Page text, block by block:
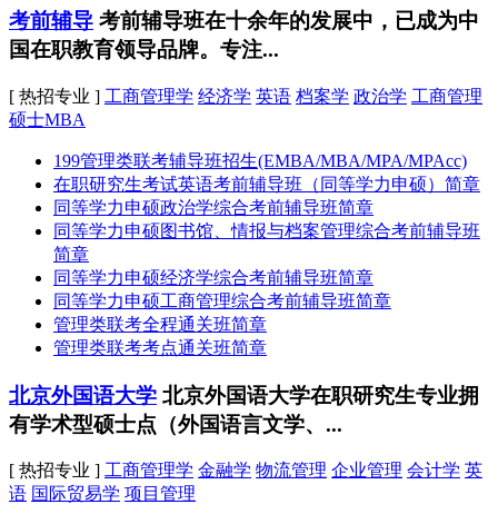
考前辅导 考前辅导班在十余年的发展中，已成为中
国在职教育领导品牌。专注...
[ 热招专业 ] 工商管理学 经济学 英语 档案学 政治学 工商管理
硕士MBA
199管理类联考辅导班招生(EMBA/MBA/MPA/MPAcc)
在职研究生考试英语考前辅导班（同等学力申硕）简章
同等学力申硕政治学综合考前辅导班简章
同等学力申硕图书馆、情报与档案管理综合考前辅导班
简章
同等学力申硕经济学综合考前辅导班简章
同等学力申硕工商管理综合考前辅导班简章
管理类联考全程通关班简章
管理类联考考点通关班简章
北京外国语大学 北京外国语大学在职研究生专业拥
有学术型硕士点（外国语言文学、...
[ 热招专业 ] 工商管理学 金融学 物流管理 企业管理 会计学 英
语 国际贸易学 项目管理